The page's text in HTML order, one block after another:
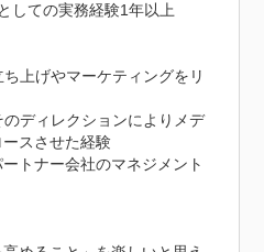
しての実務経験1年以上
上げやマーケティングをリ
のディレクションによりメデ
スさせた経験
トナー会社のマネジメント